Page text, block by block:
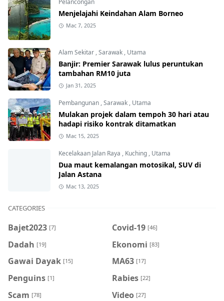
Pelancongan
Menjelajahi Keindahan Alam Borneo
Mac 7, 2025
Alam Sekitar ,Sarawak , Utama
Banjir: Premier Sarawak lulus peruntukan
tambahan RM10 juta
Jan 31, 2025
Pembangunan ,Sarawak , Utama
Mulakan projek dalam tempoh 30 hari atau
hadapi risiko kontrak ditamatkan
Mac 15, 2025
Kecelakaan Jalan Raya , Kuching , Utama
Dua maut kemalangan motosikal, SUV di
Jalan Astana
Mac 13, 2025
CATEGORIES
Bajet2023 [7] Covid-19 [46]
Dadah [19] Ekonomi [83]
Gawai Dayak [15] MA63 [17]
Penguins [1] Rabies [22]
Scam [78] Video [27]